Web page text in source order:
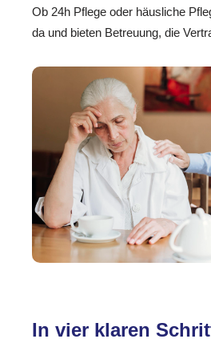
Ob 24h Pflege oder häusliche
da und bieten Betreuung, die
In vier klaren